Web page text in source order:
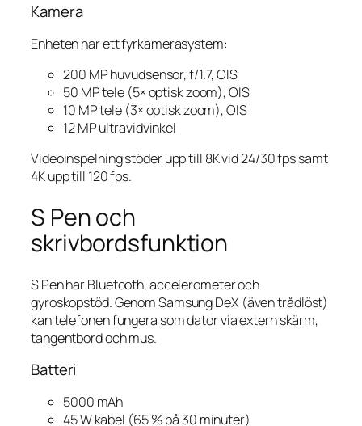
Kamera
Enheten har ett fyrkamerasystem:
200 MP huvudsensor, f/1.7, OIS
50 MP tele (5× optisk zoom), OIS
10 MP tele (3× optisk zoom), OIS
12 MP ultravidvinkel
Videoinspelning stöder upp till 8K vid 24/30 fps samt
4K upp till 120 fps.
S Pen och
skrivbordsfunktion
S Pen har Bluetooth, accelerometer och
gyroskopstöd. Genom Samsung DeX (även trådlöst)
kan telefonen fungera som dator via extern skärm,
tangentbord och mus.
Batteri
5000 mAh
45 W kabel (65 % på 30 minuter)